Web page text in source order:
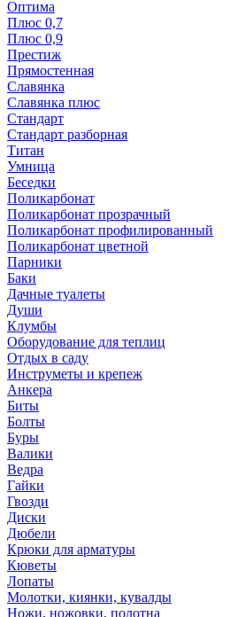
Оптима
Плюс 0,7
Плюс 0,9
Престиж
Прямостенная
Славянка
Славянка плюс
Стандарт
Стандарт разборная
Титан
Умница
Беседки
Поликарбонат
Поликарбонат прозрачный
Поликарбонат профилированный
Поликарбонат цветной
Парники
Баки
Дачные туалеты
Души
Клумбы
Оборудование для теплиц
Отдых в саду
Инструметы и крепеж
Анкера
Биты
Болты
Буры
Валики
Ведра
Гайки
Гвозди
Диски
Дюбели
Крюки для арматуры
Кюветы
Лопаты
Молотки, киянки, кувалды
Ножи, ножовки, полотна